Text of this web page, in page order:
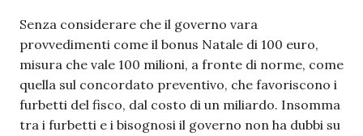
Senza considerare che il governo vara
provvedimenti come il bonus Natale di 100 euro,
misura che vale 100 milioni, a fronte di norme, come
quella sul concordato preventivo, che favoriscono i
furbetti del fisco, dal costo di un miliardo. Insomma
tra i furbetti e i bisognosi il governo non ha dubbi su